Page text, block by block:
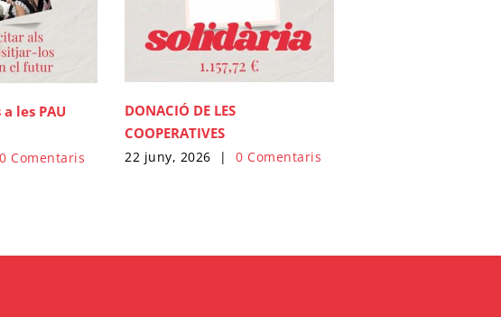
les PAU
0 Comentaris
DONACIÓ DE LES
COOPERATIVES
22 juny, 2026 | 0 Comentaris